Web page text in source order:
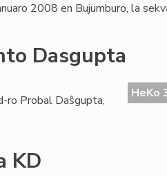
2008 en Bujumburo, la
Dasgupta
HeKo
ro Probal Daŝgupta,
KD